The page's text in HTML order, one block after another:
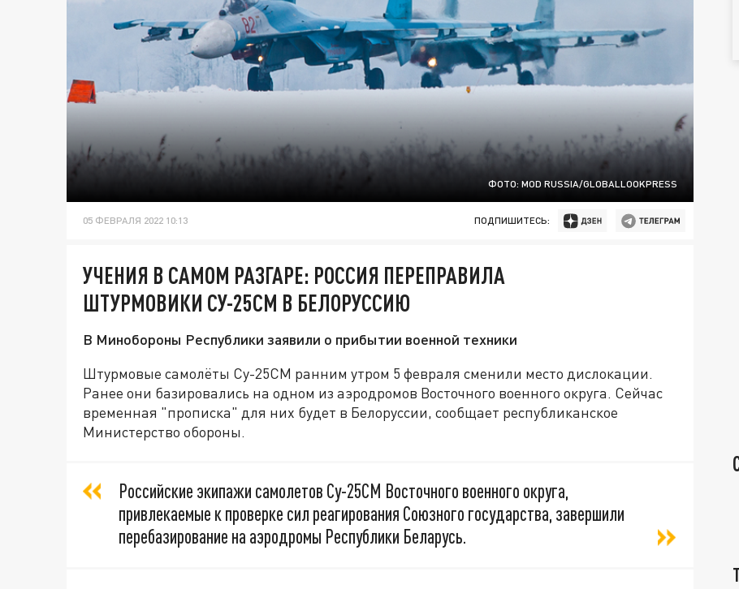
ФОТО: MOD RUSSIA/GLOBALLOOKPRESS
05 ФЕВРАЛЯ 2022 10:13 ПОДПИШИТЕСЬ:
УЧЕНИЯ В САМОМ РАЗГАРЕ: РОССИЯ ПЕРЕПРАВИЛА
ШТУРМОВИКИ СУ-25СМ В БЕЛОРУССИЮ
В Минобороны Республики заявили о прибытии военной техники
Штурмовые самолёты Су-25СМ ранним утром 5 февраля сменили место дислокации.
Ранее они базировались на одном из аэродромов Восточного военного округа. Сейчас
временная "прописка" для них будет в Белоруссии, сообщает республиканское
Министерство обороны.
Российские экипажи самолетов Су-25СМ Восточного военного округа,
привлекаемые к проверке сил реагирования Союзного государства, завершили
перебазирование на аэродромы Республики Беларусь.